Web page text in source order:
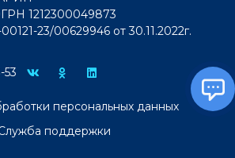
1212300049873
23/00629946 от 30.11.2022г.
53
персональных данных
поддержки